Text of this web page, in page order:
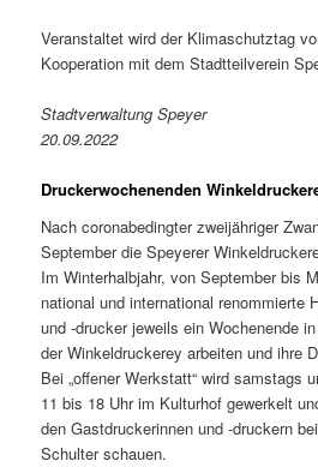
Veranstaltet wird der Klimaschutztag
Kooperation mit dem Stadtteilverein
Stadtverwaltung Speyer
20.09.2022
Druckerwochenenden
Nach coronabedingter zweijähriger
September die Speyerer
Im Winterhalbjahr, von September bis
national und international renommierte
und -drucker jeweils ein Wochenende
der Winkeldruckerey arbeiten und ihre
Bei „offener Werkstatt“ wird samstags
11 bis 18 Uhr im Kulturhof gewerkelt
den Gastdruckerinnen und -druckern
Schulter schauen.